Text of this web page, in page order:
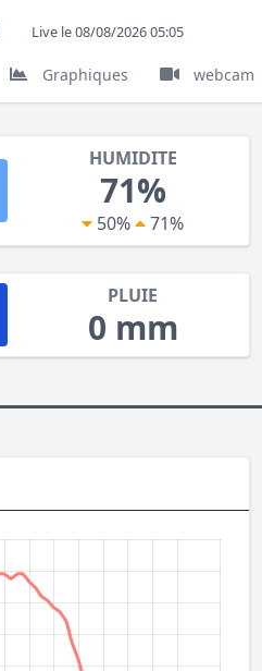
Live le 08/08/2026 05:05
Graphiques webcam
HUMIDITE
71%
50% 71%
PLUIE
0 mm